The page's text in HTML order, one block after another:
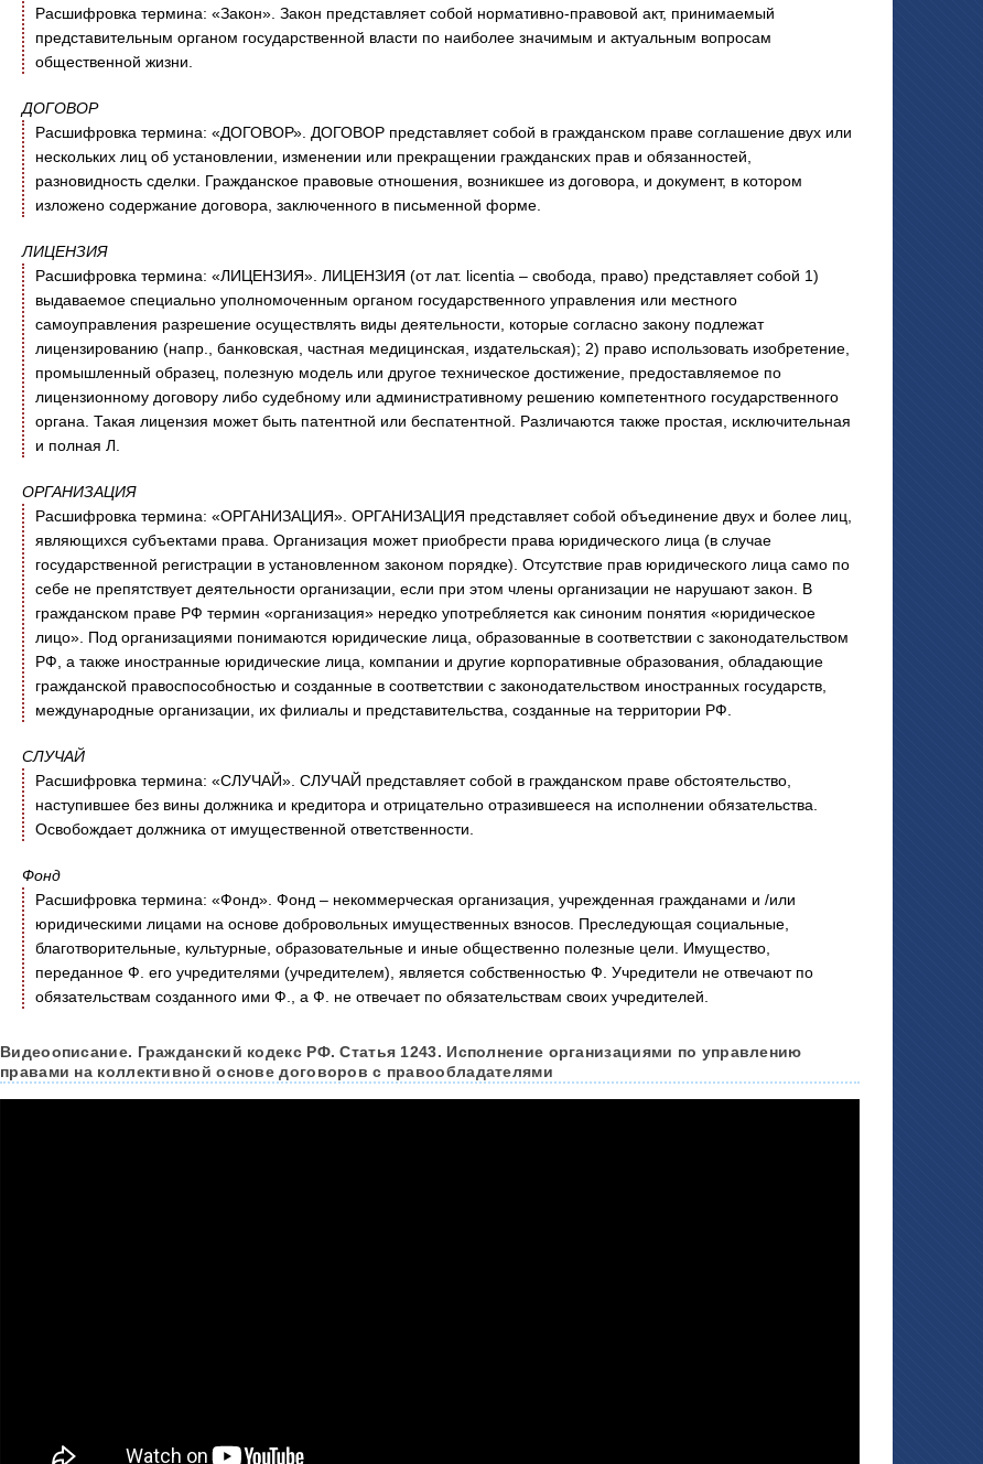
Расшифровка термина: «Закон». Закон представляет собой нормативно-правовой акт, принимаемый
представительным органом государственной власти по наиболее значимым и актуальным вопросам
общественной жизни.
ДОГОВОР
Расшифровка термина: «ДОГОВОР». ДОГОВОР представляет собой в гражданском праве соглашение двух или
нескольких лиц об установлении, изменении или прекращении гражданских прав и обязанностей,
разновидность сделки. Гражданское правовые отношения, возникшее из договора, и документ, в котором
изложено содержание договора, заключенного в письменной форме.
ЛИЦЕНЗИЯ
Расшифровка термина: «ЛИЦЕНЗИЯ». ЛИЦЕНЗИЯ (от лат. licentia – свобода, право) представляет собой 1)
выдаваемое специально уполномоченным органом государственного управления или местного
самоуправления разрешение осуществлять виды деятельности, которые согласно закону подлежат
лицензированию (напр., банковская, частная медицинская, издательская); 2) право использовать изобретение,
промышленный образец, полезную модель или другое техническое достижение, предоставляемое по
лицензионному договору либо судебному или административному решению компетентного государственного
органа. Такая лицензия может быть патентной или беспатентной. Различаются также простая, исключительная
и полная Л.
ОРГАНИЗАЦИЯ
Расшифровка термина: «ОРГАНИЗАЦИЯ». ОРГАНИЗАЦИЯ представляет собой объединение двух и более лиц,
являющихся субъектами права. Организация может приобрести права юридического лица (в случае
государственной регистрации в установленном законом порядке). Отсутствие прав юридического лица само по
себе не препятствует деятельности организации, если при этом члены организации не нарушают закон. В
гражданском праве РФ термин «организация» нередко употребляется как синоним понятия «юридическое
лицо». Под организациями понимаются юридические лица, образованные в соответствии с законодательством
РФ, а также иностранные юридические лица, компании и другие корпоративные образования, обладающие
гражданской правоспособностью и созданные в соответствии с законодательством иностранных государств,
международные организации, их филиалы и представительства, созданные на территории РФ.
СЛУЧАЙ
Расшифровка термина: «СЛУЧАЙ». СЛУЧАЙ представляет собой в гражданском праве обстоятельство,
наступившее без вины должника и кредитора и отрицательно отразившееся на исполнении обязательства.
Освобождает должника от имущественной ответственности.
Фонд
Расшифровка термина: «Фонд». Фонд – некоммерческая организация, учрежденная гражданами и /или
юридическими лицами на основе добровольных имущественных взносов. Преследующая социальные,
благотворительные, культурные, образовательные и иные общественно полезные цели. Имущество,
переданное Ф. его учредителями (учредителем), является собственностью Ф. Учредители не отвечают по
обязательствам созданного ими Ф., а Ф. не отвечает по обязательствам своих учредителей.
Видеоописание. Гражданский кодекс РФ. Статья 1243. Исполнение организациями по управлению
правами на коллективной основе договоров с правообладателями